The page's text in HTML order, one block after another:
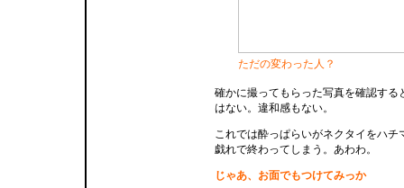
ただの変わった人？
確かに撮ってもらった写真を確認する
はない。違和感もない。
これでは酔っぱらいがネクタイをハチ
戯れで終わってしまう。あわわ。
じゃあ、お面でもつけてみっか